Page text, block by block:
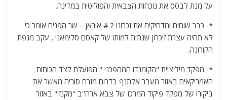
p
o
k
על מנת לבסס את נוכחות הצבאית והפוליטית במדינה.
*- כבר שוחים ומדחיקים את זכרונו ? # איראן – שר הפנים אומר כי
לא תהיה עצרת זיכרון שנתית למותו של קאסם סלימאני , עקב מגפת
הקורונה.
*- מפקד מיליציית "הקומנדו המהפכני " הפועלת לצד הכוחות
האמריקאים באזור מעבר אלתנף בדרום מזרח סוריה מאשר את
ביקורו של מפקד פיקוד המרכז של צבא ארה"ב "מקנזי" באזור